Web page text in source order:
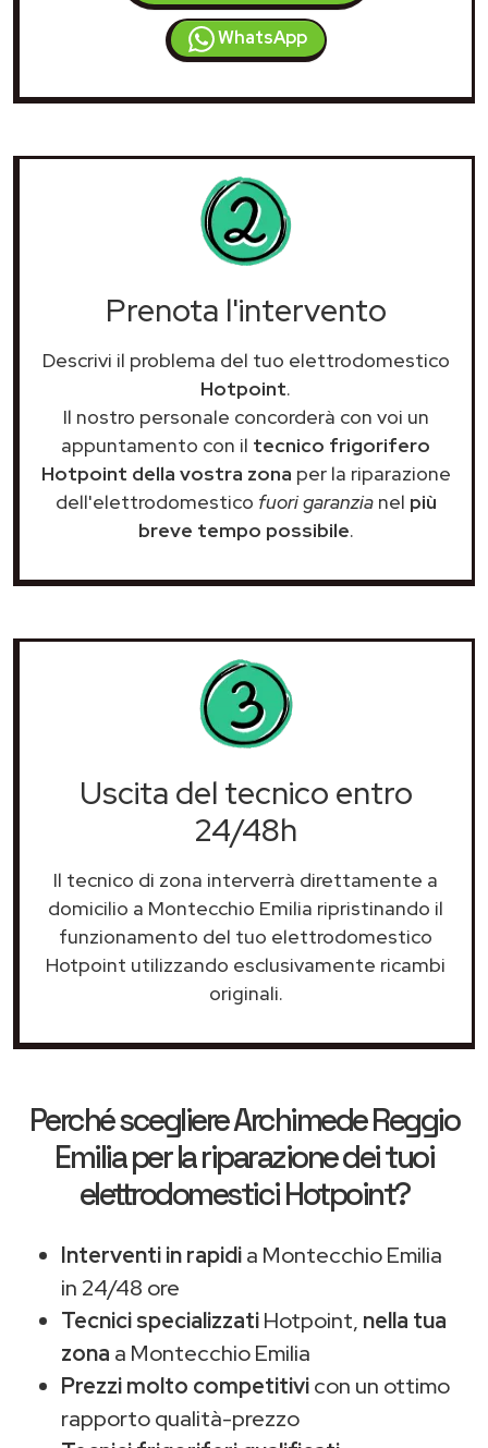
WhatsApp
Prenota l'intervento
Descrivi il problema del tuo elettrodomestico
Hotpoint.
Il nostro personale concorderà con voi un
appuntamento con il tecnico frigorifero
Hotpoint della vostra zona per la riparazione
dell'elettrodomestico fuori garanzianel più
breve tempo possibile.
Uscita del tecnico entro
24/48h
Il tecnico di zona interverrà direttamente a
domicilio a Montecchio Emilia ripristinando il
funzionamento del tuo elettrodomestico
Hotpoint utilizzando esclusivamente ricambi
originali.
Perché scegliereArchimede Reggio
Emiliaper la riparazione dei tuoi
elettrodomestici Hotpoint?
Interventi in rapidia Montecchio Emilia
in 24/48 ore
Tecnici specializzatiHotpoint, nella tua
zona a Montecchio Emilia
Prezzi molto competitivicon un ottimo
rapporto qualità-prezzo